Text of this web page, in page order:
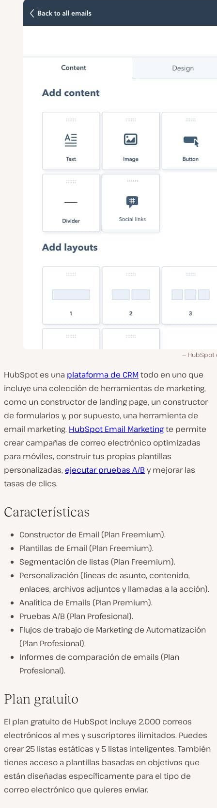
HubSpot
HubSpot es una plataforma de CRM todo en uno que
incluye una colección de herramientas de marketing,
como un constructor de landing page, un constructor
de formularios y, por supuesto, una herramienta de
email marketing. HubSpot Email Marketingte permite
crear campañas de correo electrónico optimizadas
para móviles, construir tus propias plantillas
personalizadas, ejecutar pruebas A/B y mejorar las
tasas de clics.
Características
Constructor de Email (Plan Freemium).
Plantillas de Email (Plan Freemium).
Segmentación de listas (Plan Freemium).
Personalización (líneas de asunto, contenido,
enlaces, archivos adjuntos y llamadas a la acción).
Analítica de Emails (Plan Premium).
Pruebas A/B (Plan Profesional).
Flujos de trabajo de Marketing de Automatización
(Plan Profesional).
Informes de comparación de emails (Plan
Profesional).
Plan gratuito
El plan gratuito de HubSpot incluye 2.000 correos
electrónicos al mes y suscriptores ilimitados. Puedes
crear 25 listas estáticas y 5 listas inteligentes. También
tienes acceso a plantillas basadas en objetivos que
están diseñadas específicamente para el tipo de
correo electrónico que quieres enviar.